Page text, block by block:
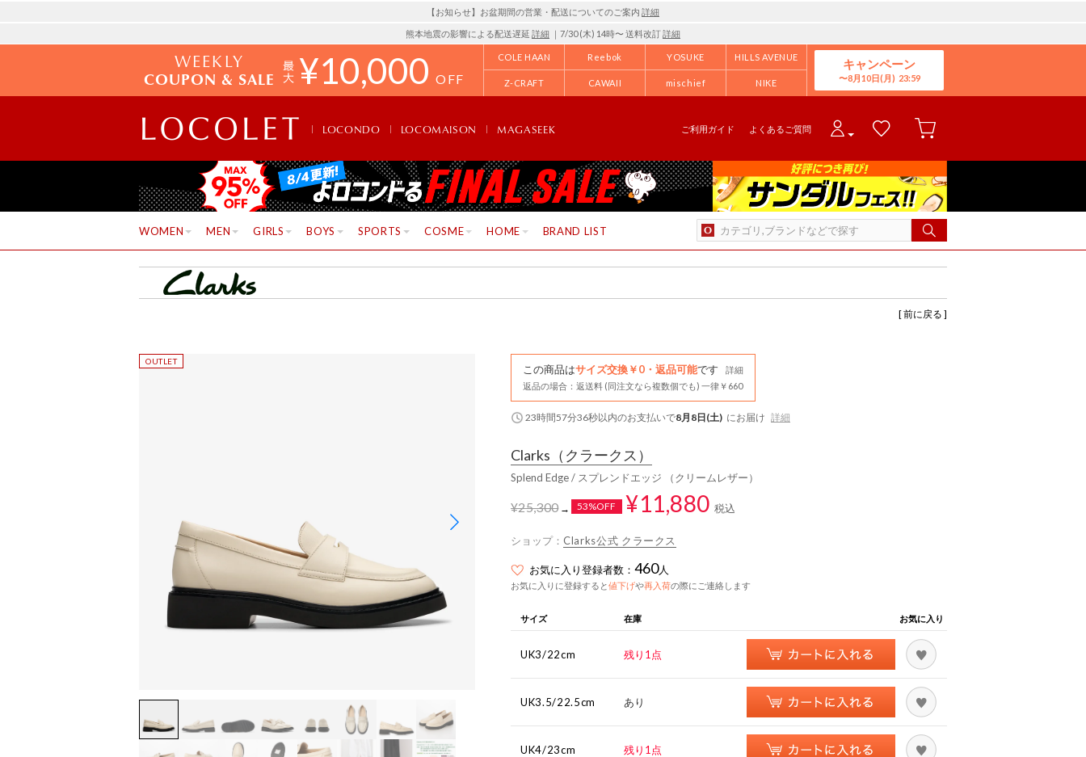
【お知らせ】お盆期間の営業・配送についてのご案内 詳細
熊本地震の影響による配送遅延 詳細 ｜7/30 (木) 14時〜 送料改訂詳細
WEEKLY
COUPON & SALE ¥10,000 OFF
COLE HAAN Reebok YOSUKE HILLS AVENUE
Z-CRAFT CAWAII mischief NIKE
キャンペーン
8月10日(月)
LOCONDO LOCOMAISON MAGASEEK ご利用ガイド よくあるご質問
WOMEN MEN GIRLS BOYS SPORTS COSME HOME BRAND LIST
[ 前に戻る ]
この商品はサイズ交換￥0・返品可能です
詳細
返品の場合：返送料 (同注文なら複数個でも) 一律￥660
23時間57分35秒以内のお支払いで8月8日(土) にお届け 詳細
Clarks （クラークス）
Splend Edge / スプレンドエッジ （クリームレザー）
¥25,300→ 53%OFF ¥11,880 税込
ショップ： Clarks公式 クラークス
お気に入り登録者数： 460人
お気に入りに登録すると値下げや再入荷の際にご連絡します
サイズ 在庫 お気に入り
UK3/22cm 残り1点
UK3.5/22.5cm あり
UK4/23cm 残り1点